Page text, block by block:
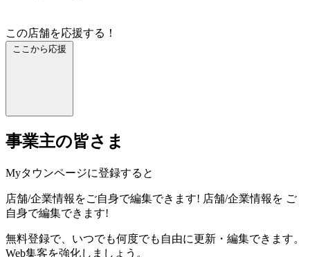
この店舗を応援する！
ここから応援
事業主の皆さま
Myタウンページに登録すると
店舗/企業情報をご自身で編集できます! 店舗/企業情報を ご
自身で編集できます!
無料登録で、いつでも何度でも自由に更新・編集できます。
Web集客を強化しましょう。